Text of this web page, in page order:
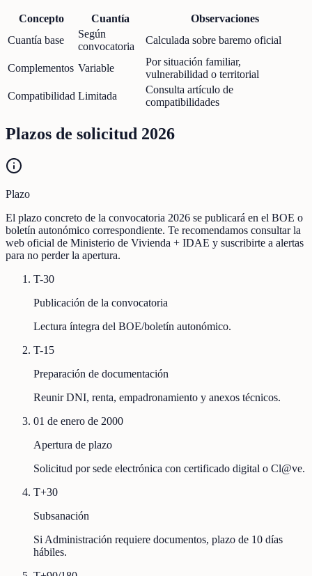
Concepto Cuantía
Observaciones
Cuantía base
Según
convocatoria
Calculada sobre baremo oficial
Complementos Variable
Por situación familiar,
vulnerabilidad o territorial
Compatibilidad Limitada
Consulta artículo de
compatibilidades
Plazos de solicitud 2026
Plazo
El plazo concreto de la convocatoria 2026 se publicará en el BOE o
boletín autonómico correspondiente. Te recomendamos consultar la
web oficial de Ministerio de Vivienda + IDAE y suscribirte a alertas
para no perder la apertura.
T-30
Publicación de la convocatoria
Lectura íntegra del BOE/boletín autonómico.
T-15
Preparación de documentación
Reunir DNI, renta, empadronamiento y anexos técnicos.
01 de enero de 2000
Apertura de plazo
Solicitud por sede electrónica con certificado digital o Cl@ve.
T+30
Subsanación
Si Administración requiere documentos, plazo de 10 días
hábiles.